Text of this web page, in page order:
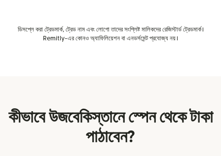
ডিসপ্লে করা ট্রেডমার্ক, ট্রেড নাম এবং লোগো তাদের সংশ্লিষ্ট মালিকদের রেজিস্টার্ড ট্রেডমার্ক।
Remitly-এর কোনও অ্যাফিলিয়েশন বা এনডর্সমেন্ট প্রযোজ্য নয়।
কীভাবে উজবেকিস্তানে স্পেন থেকে টাকা
পাঠাবেন?